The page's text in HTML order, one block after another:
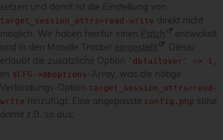
setzen und damit ist die Einstellung von
target_session_attrs=read-write direkt nicht
möglich. Wir haben hierfür einen Patch
entwickelt
und in den Moodle Tracker eingestellt
. Dieser
erlaubt die zusätzliche Option 'dbfailover' => 1,
im $CFG->dboptions -Array, was die nötige
Verbindungs-Option target_session_attrs=read-
write hinzufügt. Eine angepasste config.php sähe
damit z.B. so aus: